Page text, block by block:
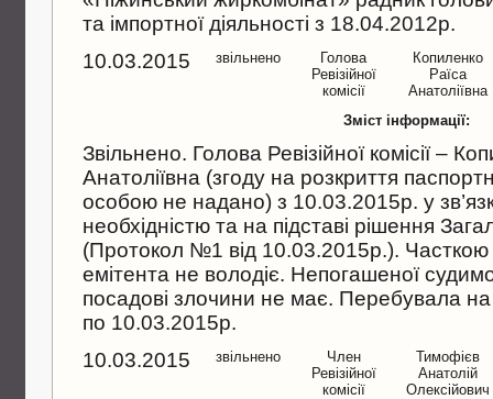
та iмпортної дiяльностi з 18.04.2012р.
10.03.2015
звільнено
Голова
Ревiзiйної
комiсiї
Копиленко
Раїса
Анатолiївна
Зміст інформації:
Звiльнено. Голова Ревiзiйної комiсiї –
Анатолiївна (згоду на розкриття
особою не надано) з 10.03.2015р. у
необхiднiстю та на пiдставi рiшення
(Протокол №1 вiд 10.03.2015р.). Часткою
емiтента не володiє. Непогашеної
посадовi злочини не має. Перебувала
по 10.03.2015р.
10.03.2015
звільнено
Член
Ревiзiйної
комiсiї
Тимофiєв
Анатолiй
Олексiйович